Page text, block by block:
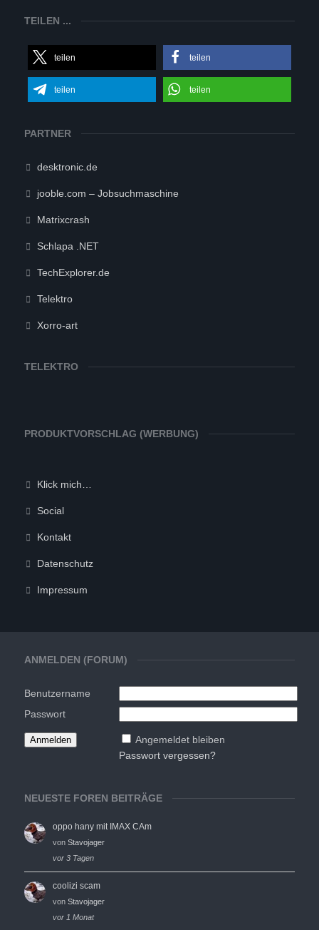
ANMELDEN (FORUM)
Benutzername
Passwort
Angemeldet bleiben
Passwort vergessen?
NEUESTE FOREN BEITRÄGE
oppo hany mit IMAX CAm
von Stavojager
vor 3 Tagen
coolizi scam
von Stavojager
vor 1 Monat
TEILEN ...
teilen teilen
teilen teilen
PARTNER
desktronic.de
jooble.com – Jobsuchmaschine
Matrixcrash
Schlapa .NET
TechExplorer.de
Telektro
Xorro-art
TELEKTRO
PRODUKTVORSCHLAG (WERBUNG)
Klick mich…
Social
Kontakt
Datenschutz
Impressum